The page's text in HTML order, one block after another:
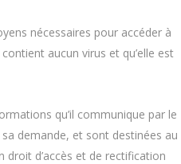
nécessaires pour accéder à
aucun virus et qu’elle est
qu’il communique par le
demande, et sont destinées au
droit d’accès et de rectification